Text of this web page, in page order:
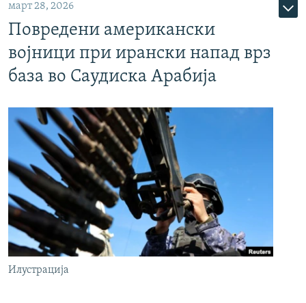
март 28, 2026
Повредени американски
војници при ирански напад врз
база во Саудиска Арабија
Илустрација